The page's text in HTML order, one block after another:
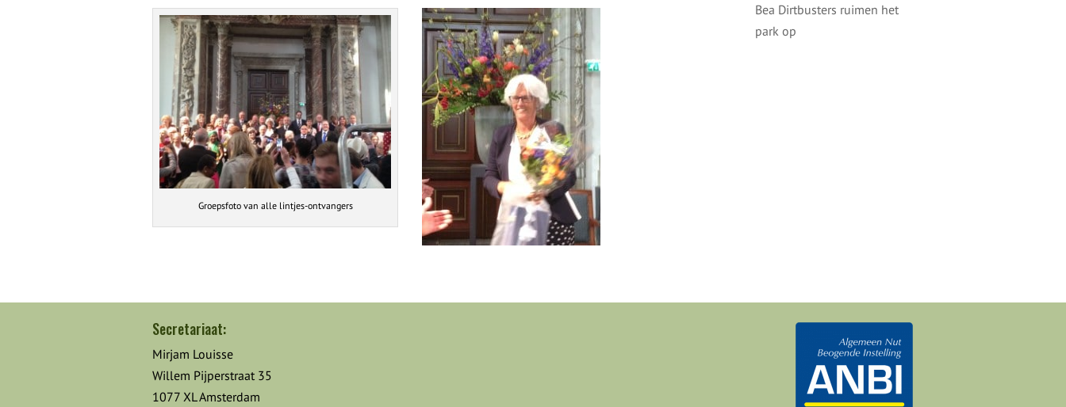
Groepsfoto van alle lintjes-ontvangers
Bea Dirtbusters ruimen het
park op
Secretariaat:
Mirjam Louisse
Willem Pijperstraat 35
1077 XL Amsterdam